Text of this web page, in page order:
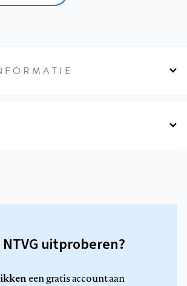
NTVG uitproberen?
een gratis account aan